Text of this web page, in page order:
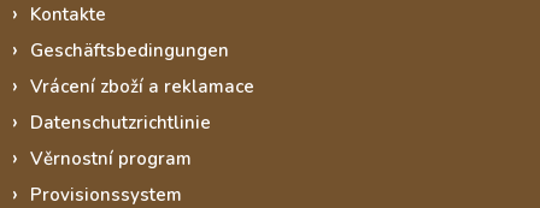
Kontakte
Geschäftsbedingungen
Vrácení zboží a reklamace
Datenschutzrichtlinie
Věrnostní program
Provisionssystem